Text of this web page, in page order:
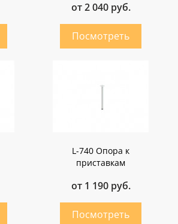
от 2 040 руб.
L-740 Опора к
приставкам
от 1 190 руб.